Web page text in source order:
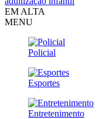
EM ALTA
MENU
Policial
Esportes
Entretenimento